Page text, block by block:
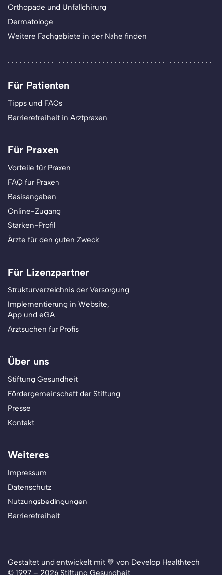
Orthopäde und Unfallchirurg
Dermatologe
Weitere Fachgebiete in der Nähe finden
Für Patienten
Tipps und FAQs
Barrierefreiheit in Arztpraxen
Für Praxen
Vorteile für Praxen
FAQ für Praxen
Basisangaben
Online-Zugang
Stärken-Profil
Ärzte für den guten Zweck
Für Lizenzpartner
Strukturverzeichnis der Versorgung
Implementierung in Website,
App und eGA
Arztsuchen für Profis
Über uns
Stiftung Gesundheit
Fördergemeinschaft der Stiftung
Presse
Kontakt
Weiteres
Impressum
Datenschutz
Nutzungsbedingungen
Barrierefreiheit
Gestaltet und entwickelt mit 💙 von Develop Healthtech
© 1997 – 2026 Stiftung Gesundheit